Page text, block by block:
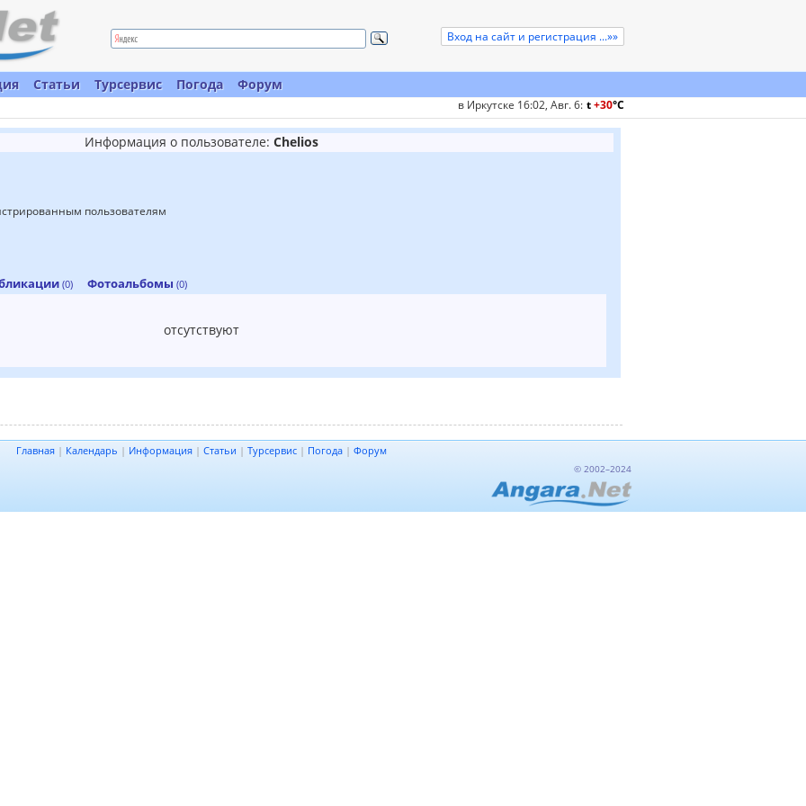
Вход на сайт и регистрация ...»»
Статьи Турсервис Погода Форум
в Иркутске 16:02, Авг. 6: t+30°C
Информация о пользователе: Chelios
пользователям
(0) Фотоальбомы (0)
отсутствуют
Главная | Календарь | Информация | Статьи | Турсервис | Погода | Форум
© 2002–2024